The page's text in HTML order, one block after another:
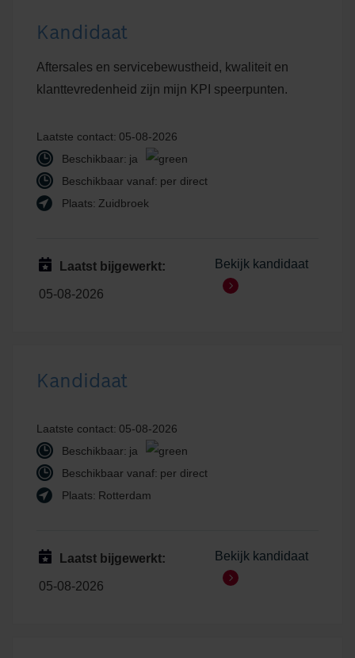
Kandidaat
Aftersales en servicebewustheid, kwaliteit en
klanttevredenheid zijn mijn KPI speerpunten.
Laatste contact: 05-08-2026
Beschikbaar: ja
Beschikbaar vanaf: per direct
Plaats: Zuidbroek
Laatst bijgewerkt:
05-08-2026
Bekijk kandidaat
Kandidaat
Laatste contact: 05-08-2026
Beschikbaar: ja
Beschikbaar vanaf: per direct
Plaats: Rotterdam
Laatst bijgewerkt:
05-08-2026
Bekijk kandidaat